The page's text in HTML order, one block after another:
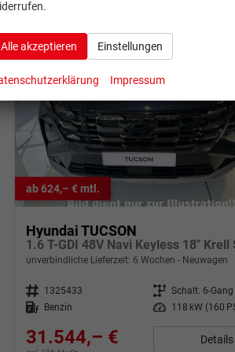
ab 624,– € mtl.
Hyundai TUCSON
1.6 T-GDI 48V Navi Keyless 18" Krell
unverbindliche Lieferzeit: 6 Wochen Neuwagen
Fahrzeugnr. 1325433 Getriebe Schalt. 6-Gang
Kraftstoff
Benzin Leistung 118 kW (160
31.544,– € Details
Alle akzeptieren Einstellungen
Impressum